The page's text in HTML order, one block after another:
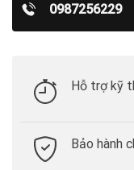
0987256229
Hỗ trợ kỹ
Bảo hành